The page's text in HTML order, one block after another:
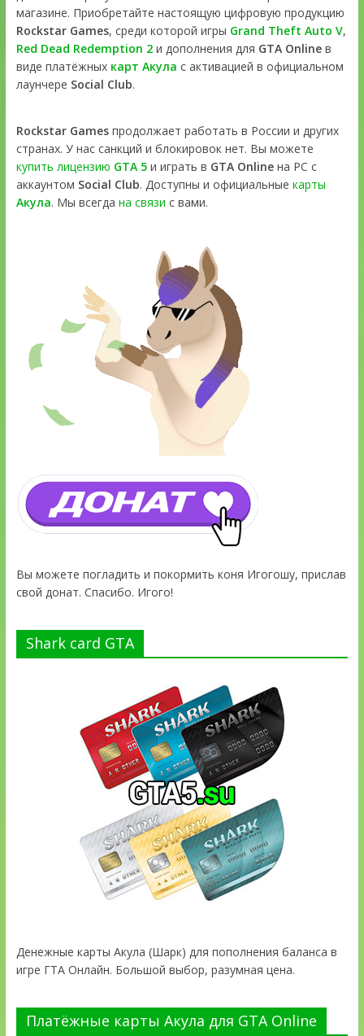
магазине. Приобретайте настоящую цифровую продукцию
Rockstar Games, среди которой игры Grand Theft Auto V,
Red Dead Redemption 2и дополнения для GTA Onlineв
виде платёжных карт Акула с активацией в официальном
лаунчере Social Club.
Rockstar Gamesпродолжает работать в России и других
странах. У нас санкций и блокировок нет. Вы можете
купить лицензию GTA 5и играть в GTA Onlineна PC с
аккаунтом Social Club. Доступны и официальные карты
Акула. Мы всегда на связи с вами.
Вы можете погладить и покормить коня Игогошу, прислав
свой донат. Спасибо. Игого!
Shark card GTA
Денежные карты Акула (Шарк) для пополнения баланса в
игре ГТА Онлайн. Большой выбор, разумная цена.
Платёжные карты Акула для GTA Online